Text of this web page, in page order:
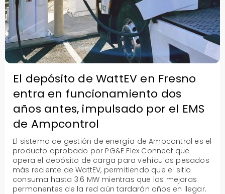
El depósito de WattEV en Fresno
entra en funcionamiento dos
años antes, impulsado por el EMS
de Ampcontrol
El sistema de gestión de energía de Ampcontrol es el
producto aprobado por PG&E Flex Connect que
opera el depósito de carga para vehículos pesados
más reciente de WattEV, permitiendo que el sitio
consuma hasta 3.6 MW mientras que las mejoras
permanentes de la red aún tardarán años en llegar.